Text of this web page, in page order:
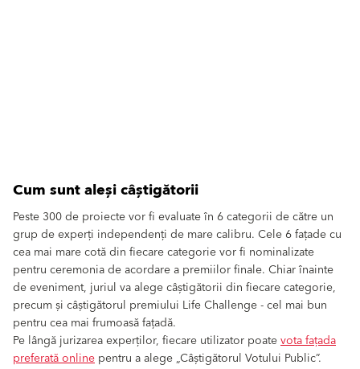
Cum sunt aleși câștigătorii
Peste 300 de proiecte vor fi evaluate în 6 categorii de către un
grup de experți independenți de mare calibru. Cele 6 fațade cu
cea mai mare cotă din fiecare categorie vor fi nominalizate
pentru ceremonia de acordare a premiilor finale. Chiar înainte
de eveniment, juriul va alege câștigătorii din fiecare categorie,
precum și câștigătorul premiului Life Challenge - cel mai bun
pentru cea mai frumoasă fațadă.
Pe lângă jurizarea experților, fiecare utilizator poatevota fațada
preferată online pentru a alege „Câștigătorul Votului Public”.